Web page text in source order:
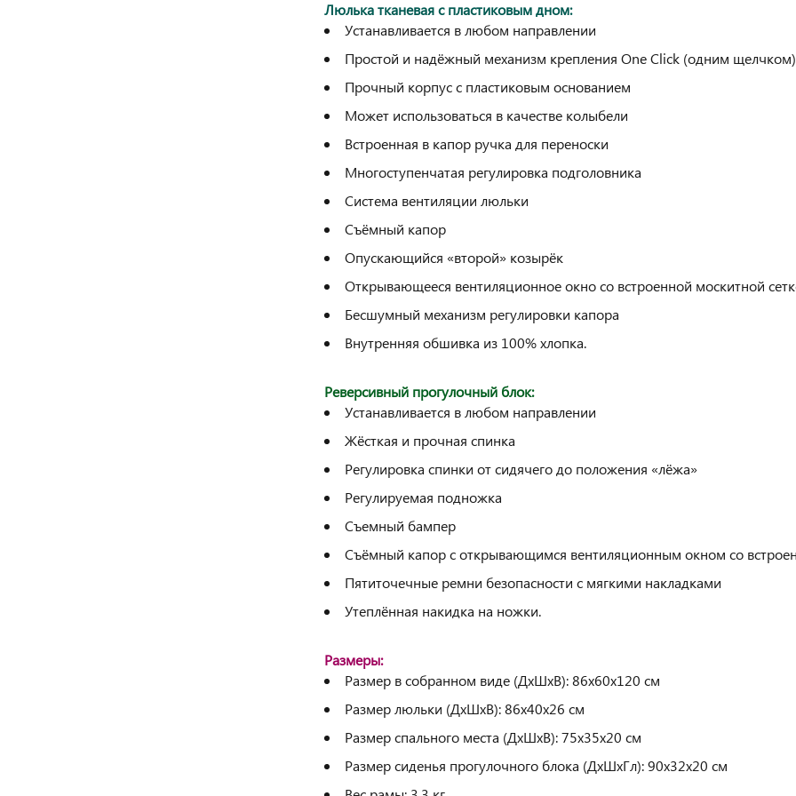
Люлька тканевая с пластиковым дном:
Устанавливается в любом направлении
Простой и надёжный механизм крепления One Click (одним щелчком)
Прочный корпус с пластиковым основанием
Может использоваться в качестве колыбели
Встроенная в капор ручка для переноски
Многоступенчатая регулировка подголовника
Система вентиляции люльки
Съёмный капор
Опускающийся «второй» козырёк
Открывающееся вентиляционное окно со встроенной москитной
Бесшумный механизм регулировки капора
Внутренняя обшивка из 100% хлопка.
Реверсивный прогулочный блок:
Устанавливается в любом направлении
Жёсткая и прочная спинка
Регулировка спинки от сидячего до положения «лёжа»
Регулируемая подножка
Съемный бампер
Съёмный капор с открывающимся вентиляционным окном со
Пятиточечные ремни безопасности с мягкими накладками
Утеплённая накидка на ножки.
Размеры:
Размер в собранном виде (ДхШхВ): 86х60х120 см
Размер люльки (ДхШхВ): 86х40х26 см
Размер спального места (ДхШхВ): 75х35х20 см
Размер сиденья прогулочного блока (ДхШхГл): 90х32х20 см